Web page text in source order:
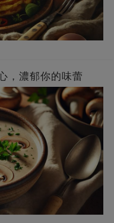
，濃郁你的味蕾